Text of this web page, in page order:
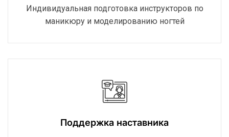
Индивидуальная подготовка инструкторов по
маникюру и моделированию ногтей
Поддержка наставника